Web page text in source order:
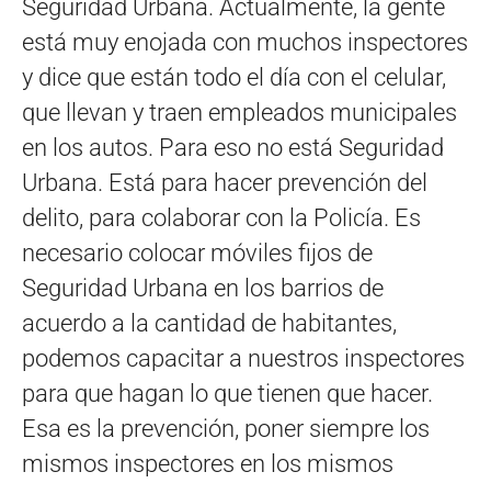
Seguridad Urbana. Actualmente, la gente
está muy enojada con muchos inspectores
y dice que están todo el día con el celular,
que llevan y traen empleados municipales
en los autos. Para eso no está Seguridad
Urbana. Está para hacer prevención del
delito, para colaborar con la Policía. Es
necesario colocar móviles fijos de
Seguridad Urbana en los barrios de
acuerdo a la cantidad de habitantes,
podemos capacitar a nuestros inspectores
para que hagan lo que tienen que hacer.
Esa es la prevención, poner siempre los
mismos inspectores en los mismos